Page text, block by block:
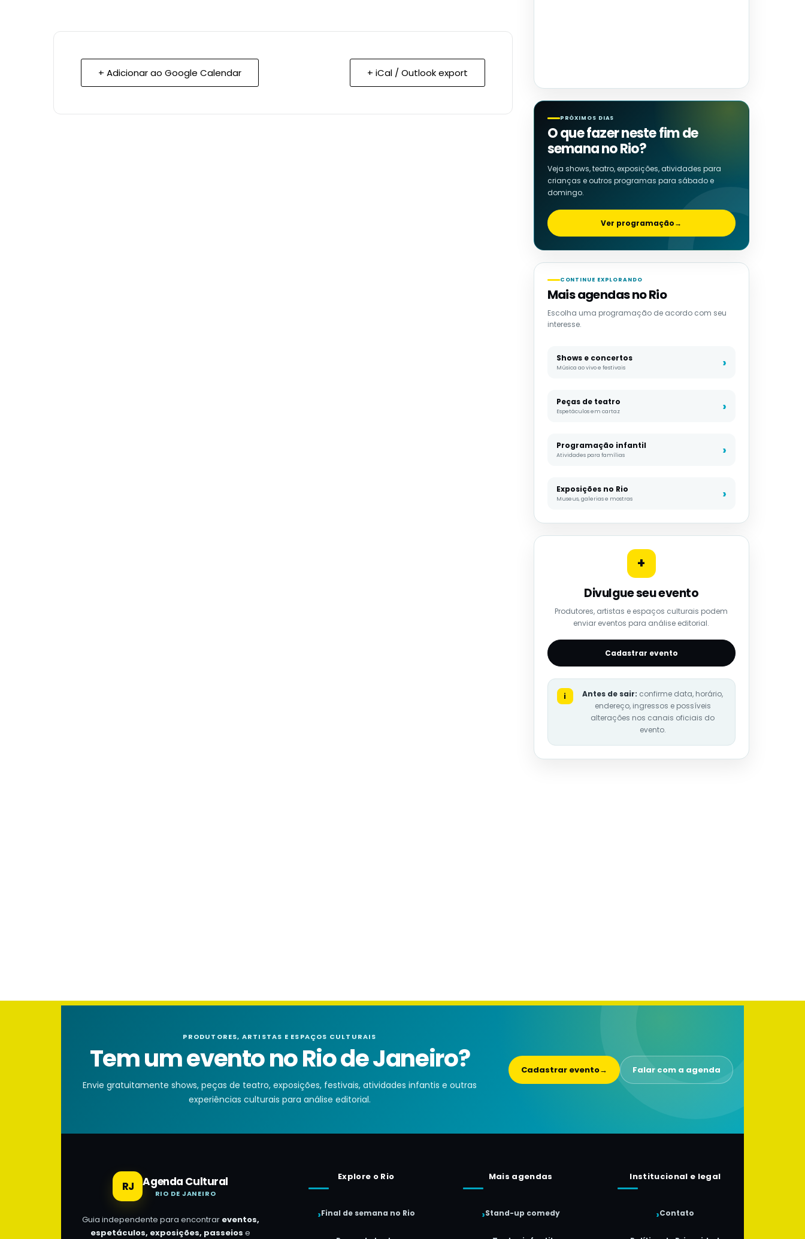
+ Adicionar ao Google Calendar + iCal / Outlook export
PRÓXIMOS DIAS
O que fazer neste fim de
semana no Rio?
Veja shows, teatro, exposições, atividades para
crianças e outros programas para sábado e
domingo.
Ver programação→
CONTINUE EXPLORANDO
Mais agendas no Rio
Escolha uma programação de acordo com seu
interesse.
Shows e concertos
Música ao vivo e festivais
Peças de teatro
Espetáculos em cartaz
Programação infantil
Atividades para famílias
Exposições no Rio
Museus, galerias e mostras
+
Divulgue seu evento
Produtores, artistas e espaços culturais podem
enviar eventos para análise editorial.
Cadastrar evento
i Antes de sair: confirme data, horário,
endereço, ingressos e possíveis
alterações nos canais oficiais do
evento.
PRODUTORES, ARTISTAS E ESPAÇOS CULTURAIS
Tem um evento no Rio de Janeiro?
Envie gratuitamente shows, peças de teatro, exposições, festivais, atividades infantis e outras
experiências culturais para análise editorial.
Cadastrar evento→ Falar com a agenda
RJ Agenda Cultural
RIO DE JANEIRO
Guia independente para encontrar eventos,
espetáculos, exposições, passeios e
Explore o Rio
Final de semana no Rio
Mais agendas
Stand-up comedy
Institucional e legal
Contato